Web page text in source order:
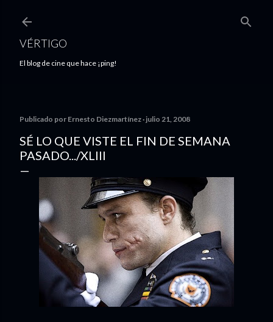
VÉRTIGO
El blog de cine que hace ¡ping!
Publicado por Ernesto Diezmartínez julio 21, 2008
SÉ LO QUE VISTE EL FIN DE SEMANA
PASADO.../XLIII